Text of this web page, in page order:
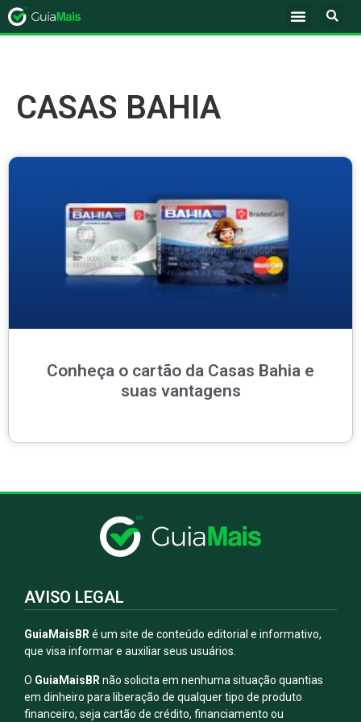
CASAS BAHIA
Conheça o cartão da Casas Bahia e
suas vantagens
AVISO LEGAL
GuiaMaisBR é um site de conteúdo editorial e informativo,
que visa informar e auxiliar seus usuários.
O GuiaMaisBR não solicita em nenhuma situação quantias
em dinheiro para liberação de qualquer tipo de produto
financeiro, seja cartão de crédito, financiamento ou